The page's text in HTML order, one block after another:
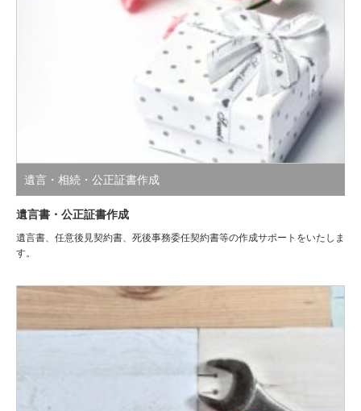
遺言・相続・公正証書作成
遺言書・公正証書作成
遺言書、任意後見契約書、死後事務委任契約書等の作成サポートをいたしま
す。